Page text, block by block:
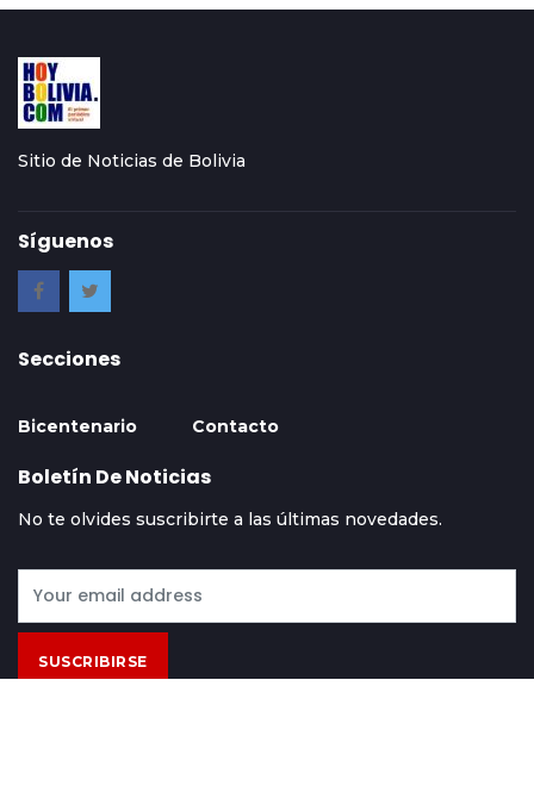
Sitio de Noticias de Bolivia
Síguenos
Secciones
Bicentenario Contacto
Boletín De Noticias
No te olvides suscribirte a las últimas novedades.
SUSCRIBIRSE